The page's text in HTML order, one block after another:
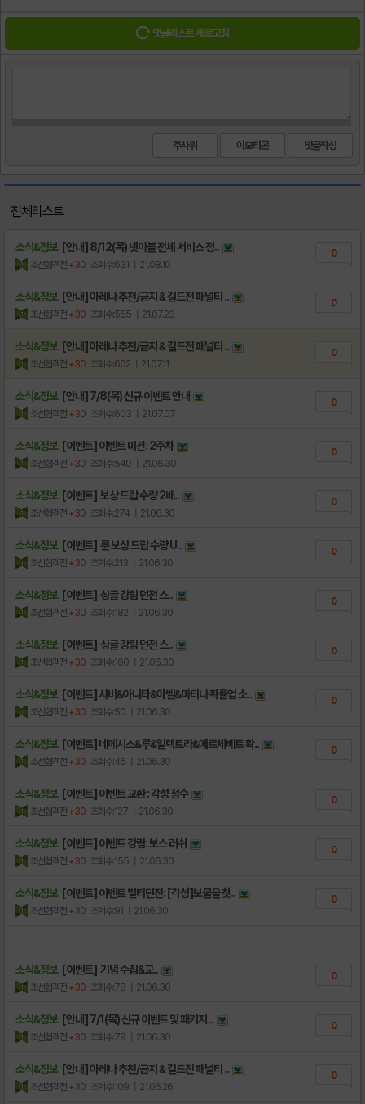
댓글리스트 새로고침
주사위 이모티콘
전체리스트
소식&정보 [안내] 8/12(목) 넷마블 전체 서비스 정..
조선협객전 +30 조회수:631 | 21.08.10
0
소식&정보 [안내] 아레나 추천/금지 & 길드전 패널티 ..
조선협객전 +30 조회수:555 | 21.07.23
0
소식&정보 [안내] 아레나 추천/금지 & 길드전 패널티 ..
조선협객전 +30 조회수:602 | 21.07.11
0
소식&정보 [안내] 7/8(목) 신규 이벤트 안내
조선협객전 +30 조회수:603 | 21.07.07
0
소식&정보 [이벤트] 이벤트 미션: 2주차
조선협객전 +30 조회수:540 | 21.06.30
0
소식&정보 [이벤트] 보상 드랍 수량 2배..
조선협객전 +30 조회수:274 | 21.06.30
0
소식&정보 [이벤트] 룬 보상 드랍 수량 U..
조선협객전 +30 조회수:213 | 21.06.30
0
소식&정보 [이벤트] 싱글 강림 던전 스..
조선협객전 +30 조회수:182 | 21.06.30
0
소식&정보 [이벤트] 싱글 강림 던전 스..
조선협객전 +30 조회수:160 | 21.06.30
0
소식&정보 [이벤트] 샤비&아니타&아벨&마티나 확률업 소..
조선협객전 +30 조회수:50 | 21.06.30
0
소식&정보 [이벤트] 네메시스&루&일렉트라&에르체베트 확..
조선협객전 +30 조회수:46 | 21.06.30
0
소식&정보 [이벤트] 이벤트 교환 : 각성 정수
조선협객전 +30 조회수:127 | 21.06.30
0
소식&정보 [이벤트] 이벤트 강림: 보스 러쉬
조선협객전 +30 조회수:155 | 21.06.30
0
소식&정보 [이벤트] 이벤트 멀티던전: [각성]보물을 찾..
조선협객전 +30 조회수:91 | 21.06.30
0
소식&정보 [이벤트] 기념 수집&교..
조선협객전 +30 조회수:78 | 21.06.30
0
소식&정보 [안내] 7/1(목) 신규 이벤트 및 패키지 ..
조선협객전 +30 조회수:79 | 21.06.30
0
소식&정보 [안내] 아레나 추천/금지 & 길드전 패널티 ..
조선협객전 +30 조회수:109 | 21.06.26
0